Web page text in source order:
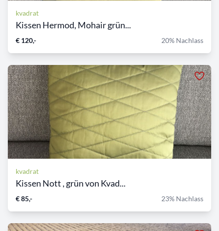
kvadrat
Kissen Hermod, Mohair grün...
€ 120,- 20% Nachlass
kvadrat
Kissen Nott , grün von Kvad...
€ 85,- 23% Nachlass